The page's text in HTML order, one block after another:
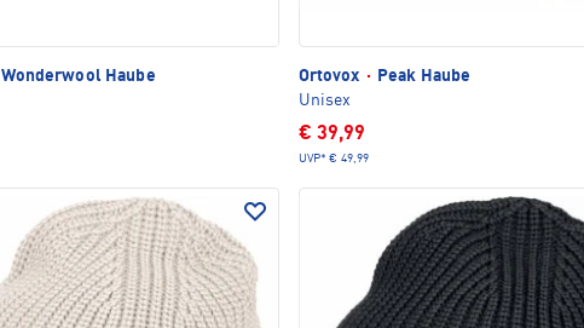
Wonderwool Haube
Ortovox ·
Peak Haube
Unisex
€ 39,99
UVP* € 49,99